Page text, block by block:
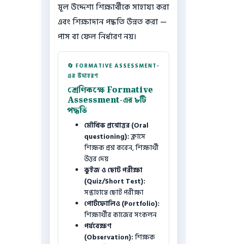
মূল উদ্দেশ্য শিক্ষার্থীকে সাহায্য করা
এবং শিক্ষাদান পদ্ধতি উন্নত করা —
পাস বা ফেল নির্ধারণ নয়।
🔄 FORMATIVE ASSESSMENT-
এর উদাহরণ
শ্রেণিকক্ষে Formative
Assessment-এর ৮টি
পদ্ধতি
মৌখিক প্রশ্নোত্তর (Oral
questioning):ক্লাসে
শিক্ষক প্রশ্ন করেন, শিক্ষার্থী
উত্তর দেয়
কুইজ ও ছোট পরীক্ষা
(Quiz/Short Test):
সপ্তাহান্তে ছোট পরীক্ষা
পোর্টফোলিও (Portfolio):
শিক্ষার্থীর কাজের সংকলন
পর্যবেক্ষণ
(Observation):শিক্ষক